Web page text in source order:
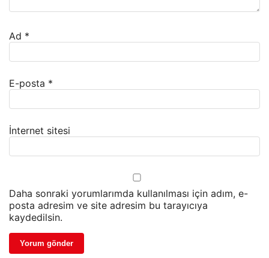
Ad *
E-posta *
İnternet sitesi
Daha sonraki yorumlarımda kullanılması için adım, e-
posta adresim ve site adresim bu tarayıcıya
kaydedilsin.